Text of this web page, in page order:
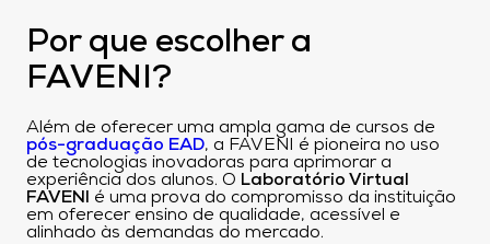
Por que escolher a
FAVENI?
Além de oferecer uma ampla gama de cursos de
pós-graduação EAD, a FAVENI é pioneira no uso
de tecnologias inovadoras para aprimorar a
experiência dos alunos. O Laboratório Virtual
FAVENI é uma prova do compromisso da instituição
em oferecer ensino de qualidade, acessível e
alinhado às demandas do mercado.